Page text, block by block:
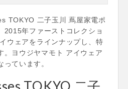
TOKYO 二子玉川 蔦屋家電ポ
2015年ファーストコレクショ
ウェアをラインナップし、特
。ヨウジヤマモト アイウェア
ています。
TOKYO 二子